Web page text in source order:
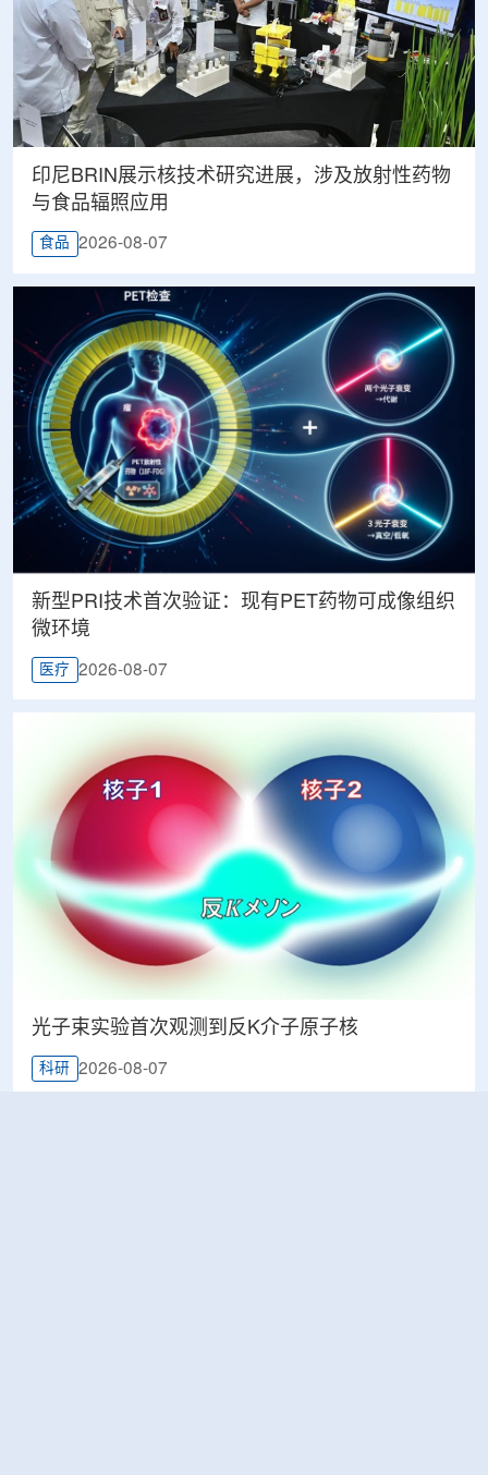
印尼BRIN展示核技术研究进展，涉及放射性药物
与食品辐照应用
食品 2026-08-07
新型PRI技术首次验证：现有PET药物可成像组织
微环境
医疗 2026-08-07
光子束实验首次观测到反K介子原子核
科研 2026-08-07